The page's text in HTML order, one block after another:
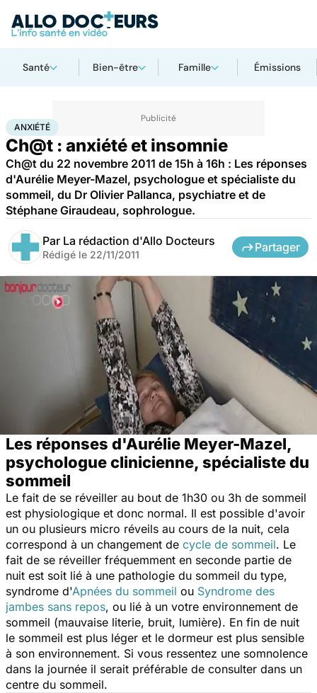
Santé Bien-être Famille Émissions
AccueilSanté
ANXIÉTÉ
Ch@t : anxiété et insomnie
Ch@t du 22 novembre 2011 de 15h à 16h : Les réponses
d'Aurélie Meyer-Mazel, psychologue et spécialiste du
sommeil, du Dr Olivier Pallanca, psychiatre et de
Stéphane Giraudeau, sophrologue.
Par La rédaction d'Allo Docteurs
Rédigé le 22/11/2011
Partager
Les réponses d'Aurélie Meyer-Mazel,
psychologue clinicienne, spécialiste du
sommeil
Le fait de se réveiller au bout de 1h30 ou 3h de sommeil
est physiologique et donc normal. Il est possible d'avoir
un ou plusieurs micro réveils au cours de la nuit, cela
correspond à un changement de cycle de sommeil. Le
fait de se réveiller fréquemment en seconde partie de
nuit est soit lié à une pathologie du sommeil du type,
syndrome d'Apnées du sommeil ou Syndrome des
jambes sans repos, ou lié à un votre environnement de
sommeil (mauvaise literie, bruit, lumière). En fin de nuit
le sommeil est plus léger et le dormeur est plus sensible
à son environnement. Si vous ressentez une somnolence
dans la journée il serait préférable de consulter dans un
centre du sommeil.